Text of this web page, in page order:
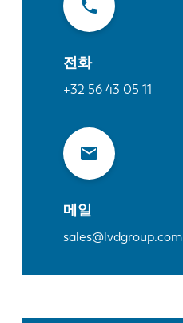
전화
+32 56 43 05 11
메일
sales@lvdgroup.com
문의